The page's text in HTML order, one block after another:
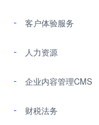
客户体验服务
人力资源
企业内容管理CMS
财税法务